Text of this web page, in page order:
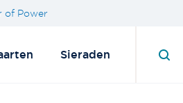
of Power
Sieraden